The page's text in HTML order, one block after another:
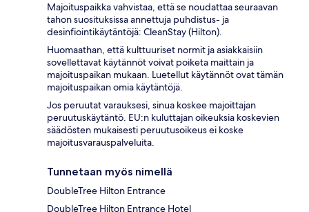
Majoituspaikka vahvistaa, että se noudattaa seuraavan
tahon suosituksissa annettuja puhdistus- ja
desinfiointikäytäntöjä: CleanStay (Hilton).
Huomaathan, että kulttuuriset normit ja asiakkaisiin
sovellettavat käytännöt voivat poiketa maittain ja
majoituspaikan mukaan. Luetellut käytännöt ovat tämän
majoituspaikan omia käytäntöjä.
Jos peruutat varauksesi, sinua koskee majoittajan
peruutuskäytäntö. EU:n kuluttajan oikeuksia koskevien
säädösten mukaisesti peruutusoikeus ei koske
majoitusvarauspalveluita.
Tunnetaan myös nimellä
DoubleTree Hilton Entrance
DoubleTree Hilton Entrance Hotel